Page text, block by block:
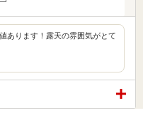
あります！露天の雰囲気がとて